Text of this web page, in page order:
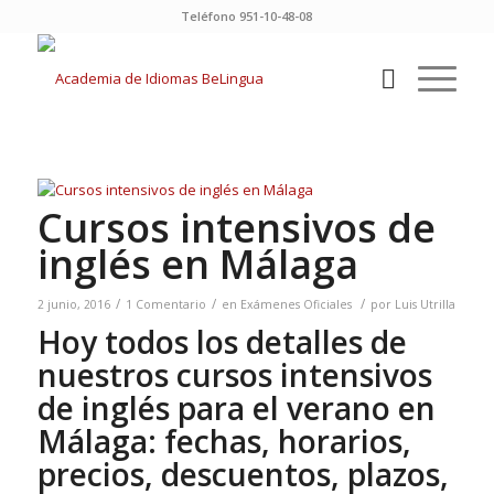
Teléfono 951-10-48-08
Cursos intensivos de
inglés en Málaga
2 junio, 2016 / 1 Comentario / en Exámenes Oficiales / por Luis Utrilla
Hoy todos los detalles de
nuestros cursos intensivos
de inglés para el verano en
Málaga: fechas, horarios,
precios, descuentos, plazos,